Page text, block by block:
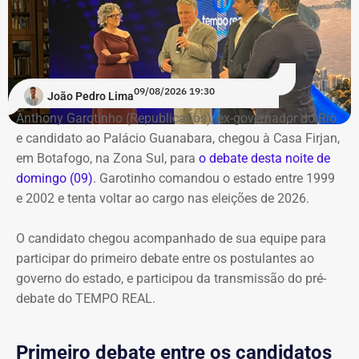
O público também poderá acompanhar a cobertura
especial do TEMPO REAL pelo Instagram do portal, com
transmissão e atualizações nos Stories. Estamos ao vivo
com o pré-debate desde às 19h.Acompanhe pelo link.
João Pedro Lima09/08/2026 19:30
Anthony Garotinho (Republicanos), ex-governador do Rio
e candidato ao Palácio Guanabara, chegou à Casa Firjan,
em Botafogo, na Zona Sul, para o debate desta noite de
domingo (09). Garotinho comandou o estado entre 1999
e 2002 e tenta voltar ao cargo nas eleições de 2026.
O candidato chegou acompanhado de sua equipe para
participar do primeiro debate entre os postulantes ao
governo do estado, e participou da transmissão do pré-
debate do TEMPO REAL.
Primeiro debate entre os candidatos